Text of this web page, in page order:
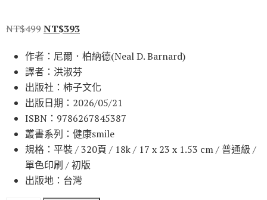
NT$499NT$393
作者：尼爾．柏納德(Neal D. Barnard)
譯者：洪淑芬
出版社：柿子文化
出版日期：2026/05/21
ISBN：9786267845387
叢書系列：健康smile
規格：平裝 / 320頁 / 18k / 17 x 23 x 1.53 cm / 普通級 /
單色印刷 / 初版
出版地：台灣